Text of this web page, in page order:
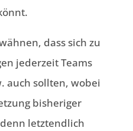
dass sich zu
jederzeit Teams
auch sollten, wobei
bisheriger
letztendlich